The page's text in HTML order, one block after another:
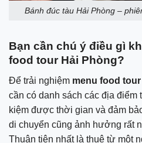
Bánh đúc tàu Hải Phòng –
Bạn cần chú ý điều gì
food tour Hải Phòng?
Để trải nghiệm menu food
cần có danh sách các địa điểm
kiệm được thời gian và đảm
di chuyển cũng ảnh hưởng rất
Thuận tiện nhất là thuê từ một